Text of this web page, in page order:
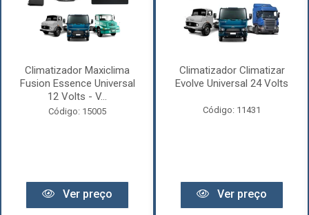
Climatizador Maxiclima
Fusion Essence Universal
12 Volts - V...
Código: 15005
Ver preço
Climatizador Climatizar
Evolve Universal 24 Volts
Código: 11431
Ver preço